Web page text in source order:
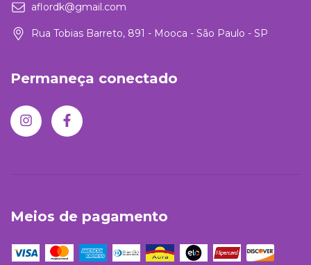
aflordk@gmail.com
Rua Tobias Barreto, 891 - Mooca - São Paulo - SP
Permaneça conectado
Meios de pagamento